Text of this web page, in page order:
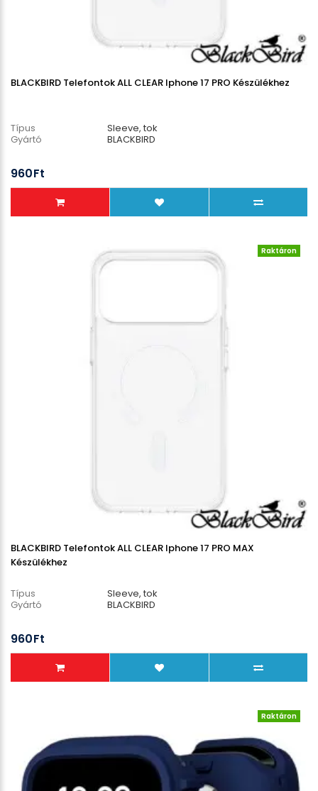
BLACKBIRD Telefontok ALL CLEAR Iphone 17 PRO Készülékhez
Típus
Sleeve, tok
Gyártó
BLACKBIRD
960Ft
Raktáron
BLACKBIRD Telefontok ALL CLEAR Iphone 17 PRO MAX
Készülékhez
Típus
Sleeve, tok
Gyártó
BLACKBIRD
960Ft
Raktáron